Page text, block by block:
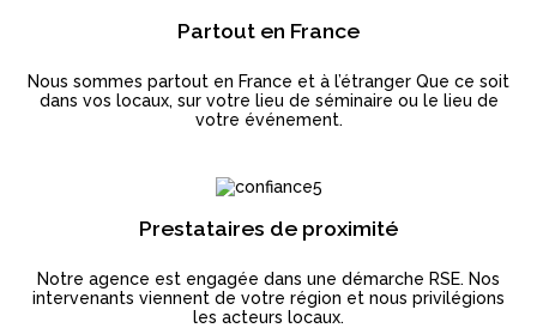
Partout en France
Nous sommes partout en France et à l’étranger Que ce soit
dans vos locaux, sur votre lieu de séminaire ou le lieu de
votre événement.
Prestataires de proximité
Notre agence est engagée dans une démarche RSE. Nos
intervenants viennent de votre région et nous privilégions
les acteurs locaux.